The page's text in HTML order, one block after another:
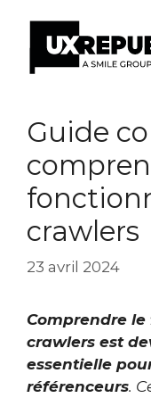
contenu
Guide
crawlers
23 avril 2024
Comprendre
crawlers est
essentielle
référenceurs.